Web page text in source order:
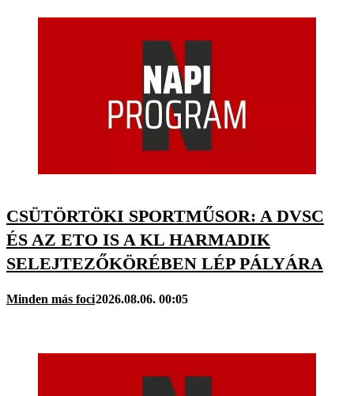
CSÜTÖRTÖKI SPORTMŰSOR: A DVSC
ÉS AZ ETO IS A KL HARMADIK
SELEJTEZŐKÖRÉBEN LÉP PÁLYÁRA
Minden más foci2026.08.06. 00:05